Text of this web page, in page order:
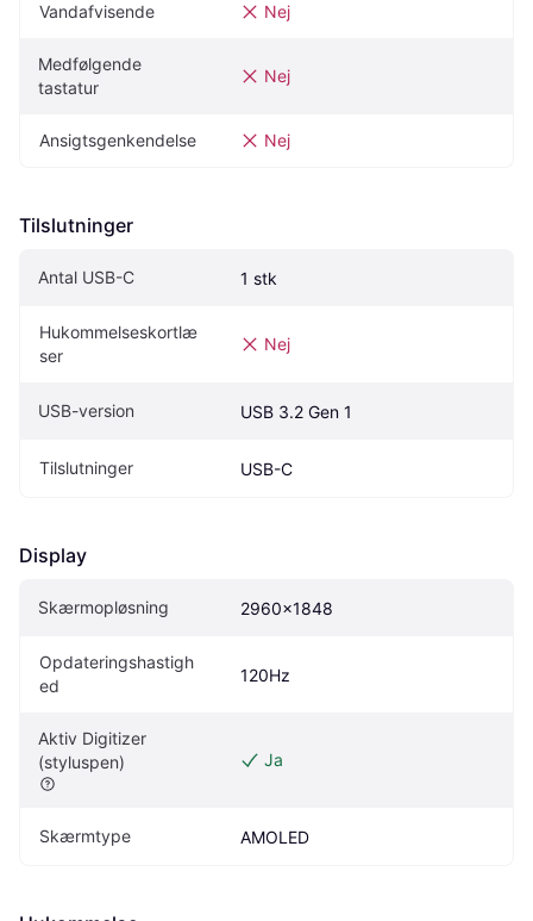
Vandafvisende Nej
Medfølgende
tastatur
Nej
Ansigtsgenkendelse Nej
Tilslutninger
Antal USB-C 1 stk
Hukommelseskortlæ
ser
Nej
USB-version USB 3.2 Gen 1
Tilslutninger USB-C
Display
Skærmopløsning 2960x1848
Opdateringshastigh
ed
120Hz
Aktiv Digitizer
(styluspen)
Ja
Skærmtype AMOLED